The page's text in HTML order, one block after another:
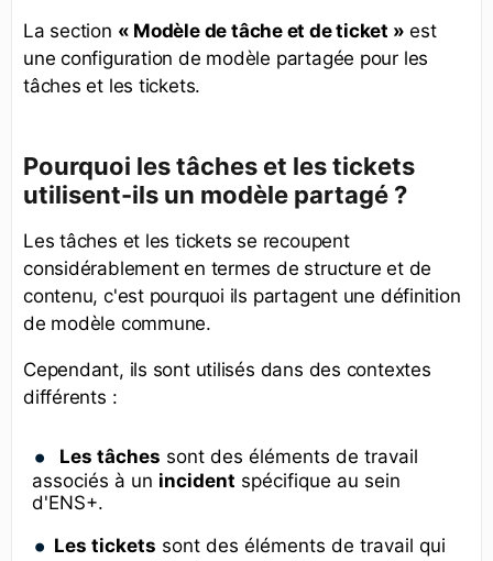
La section « Modèle de tâche et de ticket » est
une configuration de modèle partagée pour les
tâches et les tickets.
Pourquoi les tâches et les tickets
utilisent-ils un modèle partagé ?
Les tâches et les tickets se recoupent
considérablement en termes de structure et de
contenu, c'est pourquoi ils partagent une définition
de modèle commune.
Cependant, ils sont utilisés dans des contextes
différents :
Les tâches sont des éléments de travail
associés à un incident spécifique au sein
d'ENS+.
Les tickets sont des éléments de travail qui